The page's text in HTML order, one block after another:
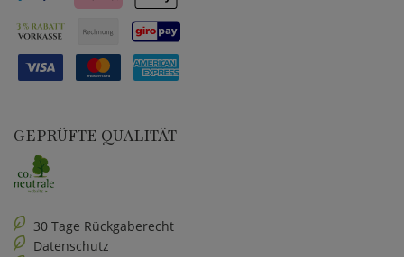
GEPRÜFTE QUALITÄT
30 Tage Rückgaberecht
Datenschutz